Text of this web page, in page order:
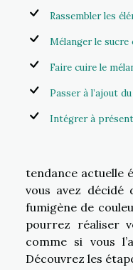
Rassembler les
Mélanger le
Faire cuire le
Passer à l’ajout
Intégrer à
tendance actuelle
vous avez décidé
fumigène de
pourrez réaliser
comme si vous
Découvrez les